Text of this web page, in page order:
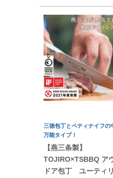
三徳包丁とペティナイフの
万能タイプ！
【燕三条製】
TOJIRO×TSBBQ ア
ドア包丁 ユーティ